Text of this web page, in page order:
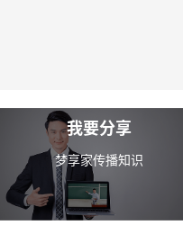
我要分享
梦享家传播知识